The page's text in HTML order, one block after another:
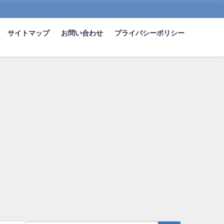
サイトマップ お問い合わせ プライバシーポリシー